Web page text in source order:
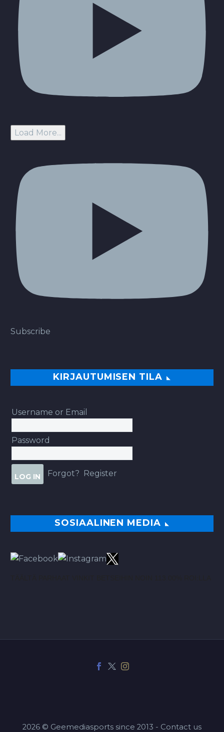
Load More...
Subscribe
KIRJAUTUMISEN TILA
Username or Email
Password
Forgot? Register
SOSIAALINEN MEDIA
2026 © Geemediasports since 2013 - Contact us